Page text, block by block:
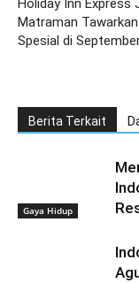
Holiday Inn Express
Matraman
Spesial di
Berita Terkait
Gaya Hidup